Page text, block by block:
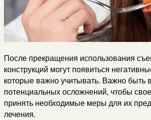
После прекращения использования
конструкций могут появиться
которые важно учитывать. Важно быть
потенциальных осложнений, чтобы
принять необходимые меры для их
лечения.